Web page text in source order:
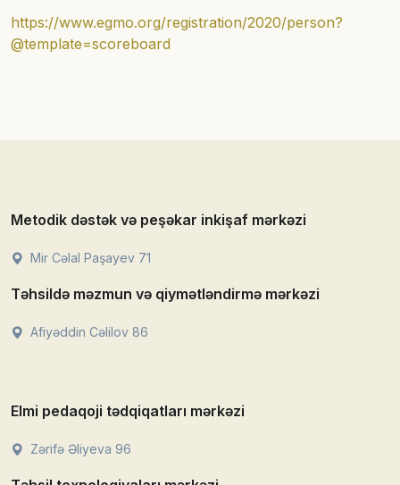
https://www.egmo.org/registration/2020/person?
@template=scoreboard
Metodik dəstək və peşəkar inkişaf mərkəzi
Mir Cəlal Paşayev 71
Təhsildə məzmun və qiymətləndirmə mərkəzi
Afiyəddin Cəlilov 86
Elmi pedaqoji tədqiqatları mərkəzi
Zərifə Əliyeva 96